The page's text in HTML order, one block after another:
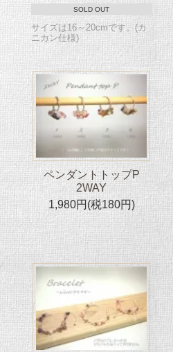
SOLD OUT
サイズは16～20cmです。(カ
ニカン仕様)
ペンダントトップP
2WAY
1,980円(税180円)